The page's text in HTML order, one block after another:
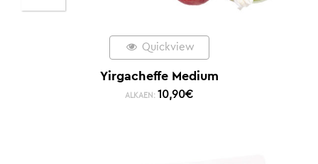
Quickview
Yirgacheffe Medium
ALKAEN: 10,90€